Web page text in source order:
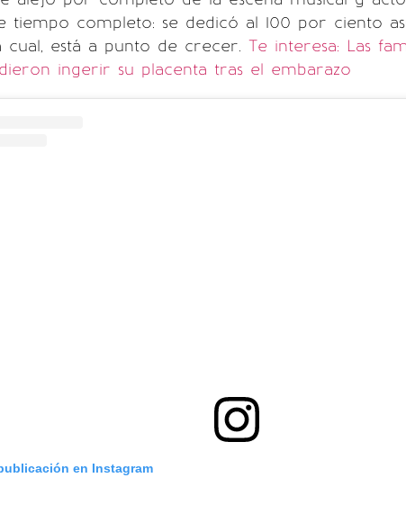
tiempo completo: se dedicó al 100 por ciento
cual, está a punto de crecer. Te interesa: Las
ingerir su placenta tras el embarazo
en Instagram